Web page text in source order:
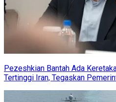
Pezeshkian Bantah Ada
Tertinggi Iran, Tegaskan